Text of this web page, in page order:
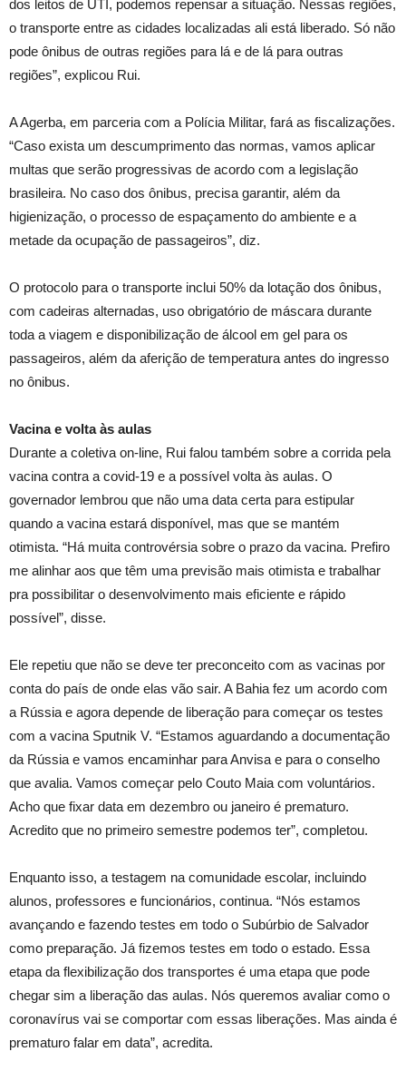
dos leitos de UTI, podemos repensar a situação. Nessas regiões,
o transporte entre as cidades localizadas ali está liberado. Só não
pode ônibus de outras regiões para lá e de lá para outras
regiões”, explicou Rui.
A Agerba, em parceria com a Polícia Militar, fará as fiscalizações.
“Caso exista um descumprimento das normas, vamos aplicar
multas que serão progressivas de acordo com a legislação
brasileira. No caso dos ônibus, precisa garantir, além da
higienização, o processo de espaçamento do ambiente e a
metade da ocupação de passageiros”, diz.
O protocolo para o transporte inclui 50% da lotação dos ônibus,
com cadeiras alternadas, uso obrigatório de máscara durante
toda a viagem e disponibilização de álcool em gel para os
passageiros, além da aferição de temperatura antes do ingresso
no ônibus.
Vacina e volta às aulas
Durante a coletiva on-line, Rui falou também sobre a corrida pela
vacina contra a covid-19 e a possível volta às aulas. O
governador lembrou que não uma data certa para estipular
quando a vacina estará disponível, mas que se mantém
otimista. “Há muita controvérsia sobre o prazo da vacina. Prefiro
me alinhar aos que têm uma previsão mais otimista e trabalhar
pra possibilitar o desenvolvimento mais eficiente e rápido
possível”, disse.
Ele repetiu que não se deve ter preconceito com as vacinas por
conta do país de onde elas vão sair. A Bahia fez um acordo com
a Rússia e agora depende de liberação para começar os testes
com a vacina Sputnik V. “Estamos aguardando a documentação
da Rússia e vamos encaminhar para Anvisa e para o conselho
que avalia. Vamos começar pelo Couto Maia com voluntários.
Acho que fixar data em dezembro ou janeiro é prematuro.
Acredito que no primeiro semestre podemos ter”, completou.
Enquanto isso, a testagem na comunidade escolar, incluindo
alunos, professores e funcionários, continua. “Nós estamos
avançando e fazendo testes em todo o Subúrbio de Salvador
como preparação. Já fizemos testes em todo o estado. Essa
etapa da flexibilização dos transportes é uma etapa que pode
chegar sim a liberação das aulas. Nós queremos avaliar como o
coronavírus vai se comportar com essas liberações. Mas ainda é
prematuro falar em data”, acredita.